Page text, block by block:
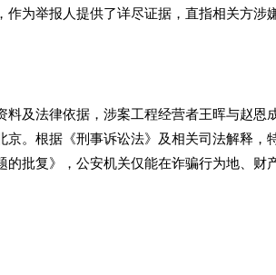
为举报人提供了详尽证据，直指相关方涉
及法律依据，涉案工程经营者王晖与赵恩
。根据《刑事诉讼法》及相关司法解释，
批复》，公安机关仅能在诈骗行为地、财